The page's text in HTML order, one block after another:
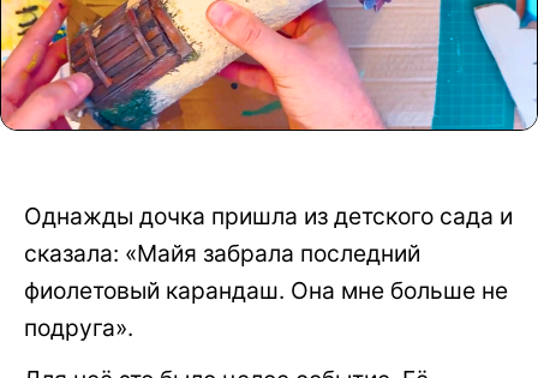
Однажды дочка пришла из детского сада и
сказала: «Майя забрала последний
фиолетовый карандаш. Она мне больше не
подруга».